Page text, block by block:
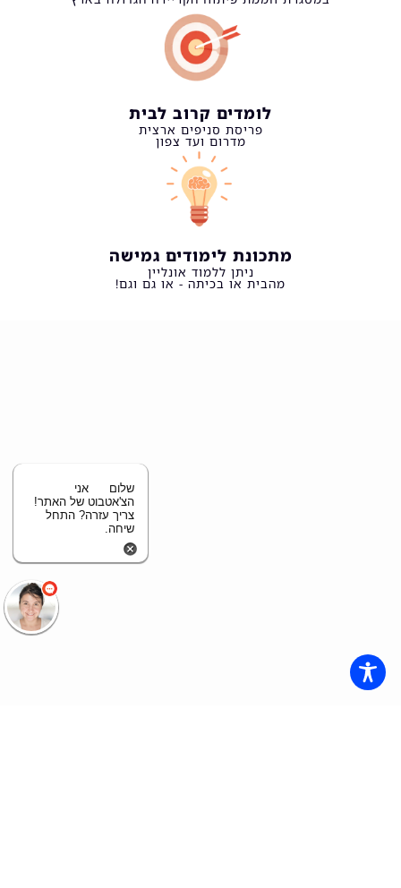
לומדים קרוב לבית​
פריסת סניפים ארצית
מדרום ועד צפון
מתכונת לימודים גמישה​
ניתן ללמוד אונליין
מהבית או בכיתה - או גם וגם!
שלום
אני
הצ'אטבוט של האתר!
צריך עזרה? התחל
שיחה.